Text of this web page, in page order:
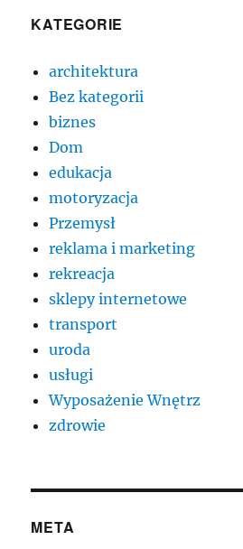
KATEGORIE
architektura
Bez kategorii
biznes
Dom
edukacja
motoryzacja
Przemysł
reklama i marketing
rekreacja
sklepy internetowe
transport
uroda
usługi
Wyposażenie Wnętrz
zdrowie
META